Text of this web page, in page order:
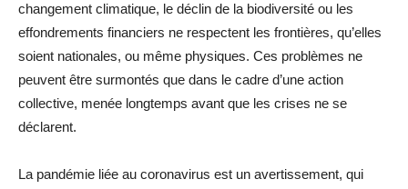
changement climatique, le déclin de la biodiversité ou les
effondrements financiers ne respectent les frontières, qu’elles
soient nationales, ou même physiques. Ces problèmes ne
peuvent être surmontés que dans le cadre d’une action
collective, menée longtemps avant que les crises ne se
déclarent.
La pandémie liée au coronavirus est un avertissement, qui